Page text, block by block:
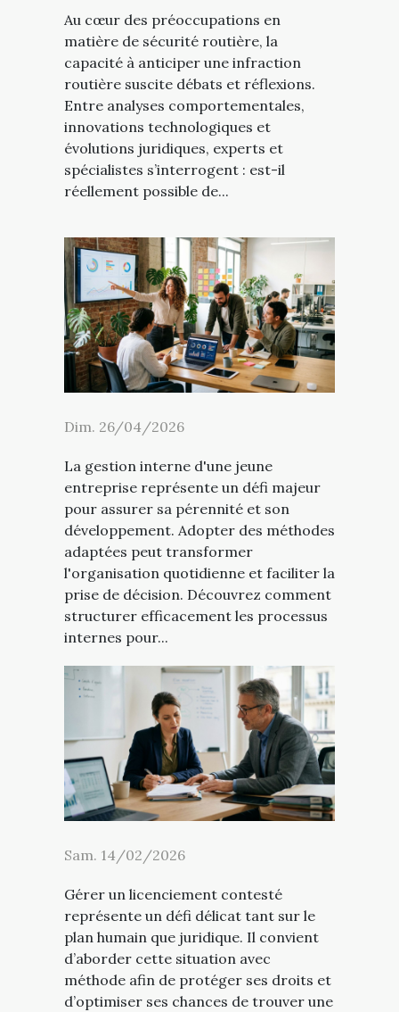
Au cœur des préoccupations en
matière de sécurité routière, la
capacité à anticiper une infraction
routière suscite débats et réflexions.
Entre analyses comportementales,
innovations technologiques et
évolutions juridiques, experts et
spécialistes s’interrogent : est-il
réellement possible de...
Dim. 26/04/2026
La gestion interne d'une jeune
entreprise représente un défi majeur
pour assurer sa pérennité et son
développement. Adopter des méthodes
adaptées peut transformer
l'organisation quotidienne et faciliter la
prise de décision. Découvrez comment
structurer efficacement les processus
internes pour...
Sam. 14/02/2026
Gérer un licenciement contesté
représente un défi délicat tant sur le
plan humain que juridique. Il convient
d’aborder cette situation avec
méthode afin de protéger ses droits et
d’optimiser ses chances de trouver une